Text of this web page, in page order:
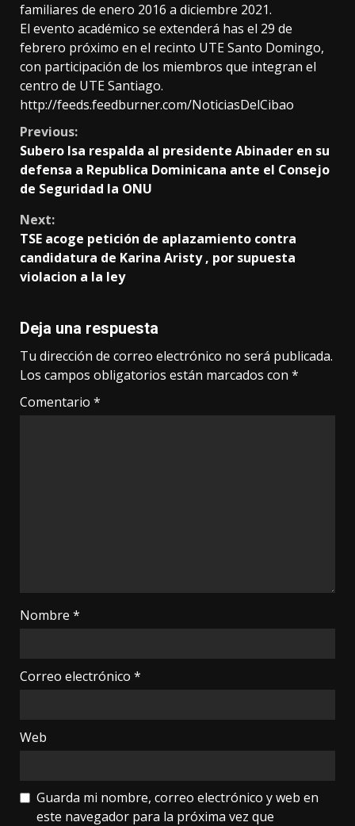
familiares de enero 2016 a diciembre 2021.
El evento académico se extenderá has el 29 de
febrero próximo en el recinto UTE Santo Domingo,
con participación de los miembros que integran el
centro de UTE Santiago.
http://feeds.feedburner.com/NoticiasDelCibao
Continue
Reading
Previous:
Subero Isa respalda al presidente Abinader en su
defensa a Republica Dominicana ante el Consejo
de Seguridad la ONU
Next:
TSE acoge petición de aplazamiento contra
candidatura de Karina Aristy , por supuesta
violacion a la ley
Deja una respuesta
Tu dirección de correo electrónico no será publicada.
Los campos obligatorios están marcados con *
Comentario *
Nombre *
Correo electrónico *
Web
Guarda mi nombre, correo electrónico y web en
este navegador para la próxima vez que